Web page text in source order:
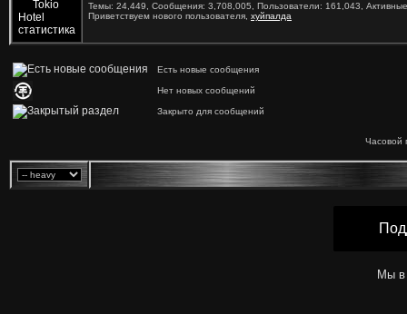
Темы: 24,449, Сообщения: 3,708,005, Пользователи: 161,043,
Приветствуем нового пользователя, хуйпалда
Есть новые сообщения
Нет новых сообщений
Закрыто для сообщений
Часовой
Мы в